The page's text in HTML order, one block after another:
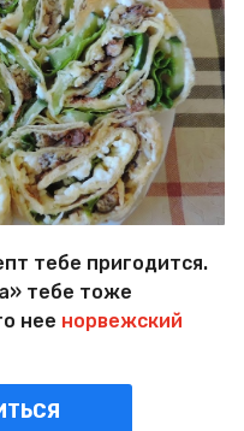
тебе пригодится.
тебе тоже
нее норвежский